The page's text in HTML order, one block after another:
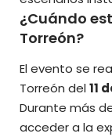
¿Cuándo
Torreón?
El evento se
Torreón del11
Durante más
acceder a la